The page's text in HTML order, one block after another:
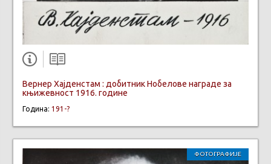
Вернер Хајденстам : добитник Нобелове награде за
књижевност 1916. године
Година: 191-?
ФОТОГРАФИЈЕ